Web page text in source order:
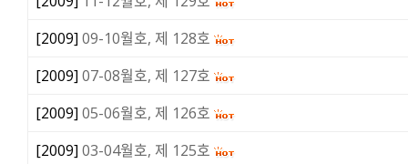
[2009] 09-10월호, 제 128호
[2009] 07-08월호, 제 127호
[2009] 05-06월호, 제 126호
[2009] 03-04월호, 제 125호